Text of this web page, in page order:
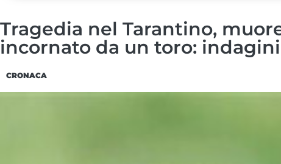
Tragedia nel Tarantino,
incornato da un toro:
CRONACA